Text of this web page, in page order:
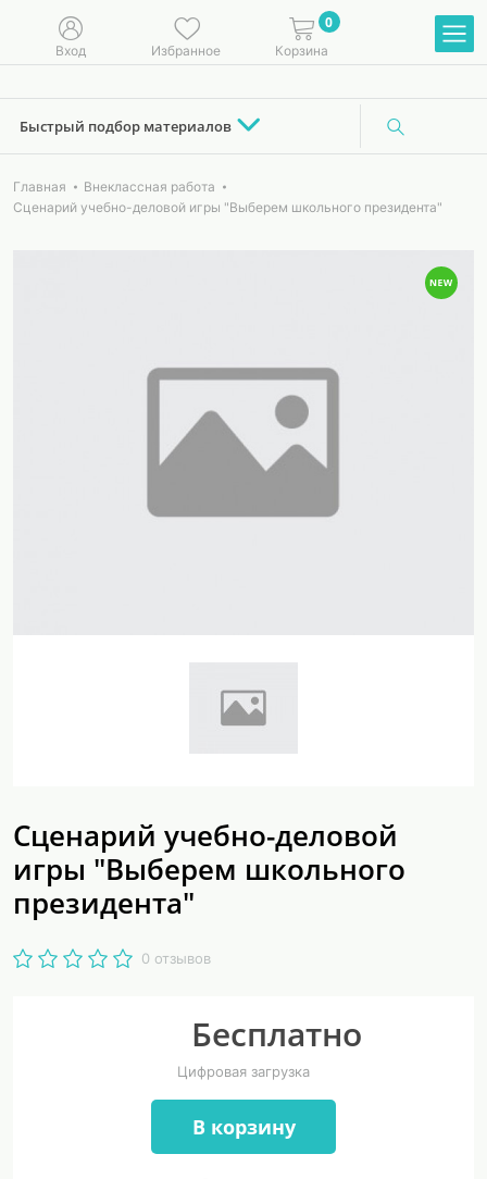
Вход Избранное
0
Корзина
Быстрый подбор материалов
Главная
Внеклассная работа
Сценарий учебно-деловой игры "Выберем школьного президента"
Сценарий учебно-деловой
игры "Выберем школьного
президента"
0 отзывов
Бесплатно
Цифровая загрузка
В корзину